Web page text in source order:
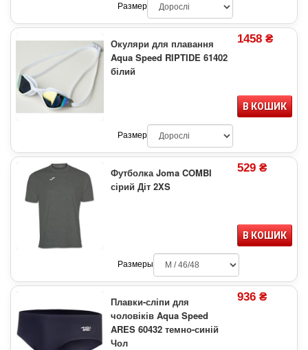
Размер
Окуляри для плавання
Aqua Speed RIPTIDE 61402
білий
1458 ₴
В КОШИК
Размер
Футболка Joma COMBI
сірий Діт 2XS
529 ₴
В КОШИК
Размеры
Плавки-сліпи для
чоловіків Aqua Speed
ARES 60432 темно-синій
Чол
936 ₴